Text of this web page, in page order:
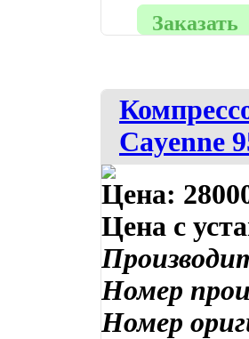
Заказать
Cayenne
Цена:
Цена с
Номер
Номер